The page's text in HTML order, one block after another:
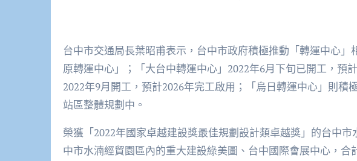
台中市交通局長葉昭甫表示，台中市政府積極推動「轉運中心
原轉運中心」；「大台中轉運中心」2022年6月下旬已開工，預
2022年9月開工，預計2026年完工啟用；「烏日轉運中心」則積
站區整體規劃中。
榮獲「2022年國家卓越建設獎最佳規劃設計類卓越獎」的台中
中市水湳經貿園區內的重大建設綠美圖、台中國際會展中心，合